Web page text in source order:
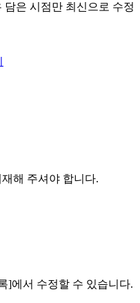
은 시점만 최신으로 수정
해 주셔야 합니다.
]에서 수정할 수 있습니다.